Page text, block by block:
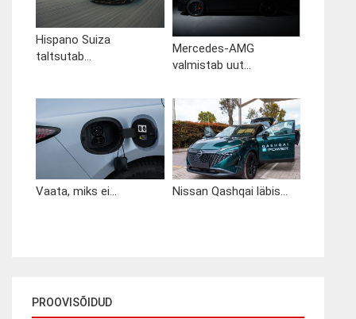
Hispano Suiza
taltsutab...
Mercedes-AMG
valmistab uut...
Vaata, miks ei... Nissan Qashqai läbis...
PROOVISÕIDUD